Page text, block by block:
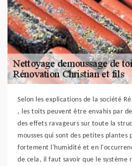
Selon les explications de la société
, les toits peuvent être envahis par
des effets ravageurs sur toute la
mousses qui sont des petites
fortement l'humidité et en
de cela, il faut savoir que le système